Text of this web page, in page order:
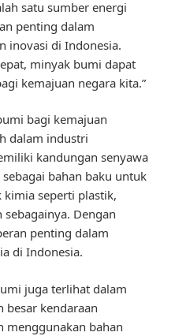
satu sumber energi
penting dalam
inovasi di Indonesia.
minyak bumi dapat
kemajuan negara kita.”
bagi kemajuan
dalam industri
kandungan senyawa
bahan baku untuk
seperti plastik,
Dengan
penting dalam
di Indonesia.
juga terlihat dalam
besar kendaraan
menggunakan bahan